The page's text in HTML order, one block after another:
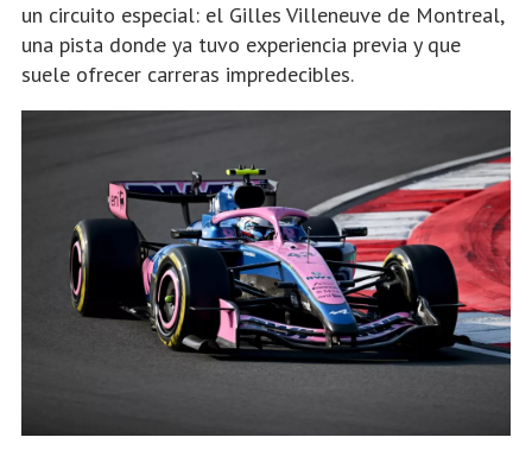
un circuito especial: el Gilles Villeneuve de Montreal,
una pista donde ya tuvo experiencia previa y que
suele ofrecer carreras impredecibles.